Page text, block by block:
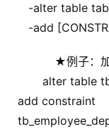
-alter table
-add
★例子：加
alter table
add constraint